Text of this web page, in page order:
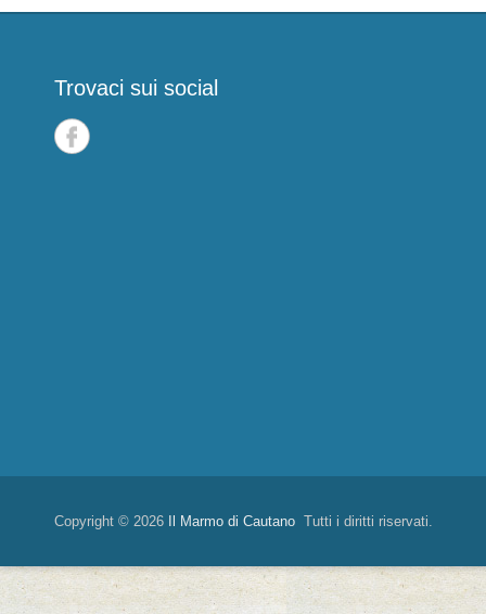
Trovaci sui social
Copyright © 2026 Il Marmo di Cautano Tutti i diritti riservati.